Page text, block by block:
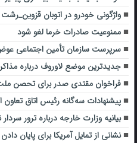
واژگونی خودرو در اتوبان قزوین_رشت با ۳
ممنوعیت صادرات خرما لغو شود
سرپرست سازمان تأمین اجتماعی
جدیدترین موضع لاوروف درباره
فراخوان مقتدی صدر برای تحصن
پیشنهادات سه‌گانه رئیس اتاق تعاون
بیانیه وزارت خارجه درباره ترور سردار
نشانی از تمایل آمریکا برای پایان